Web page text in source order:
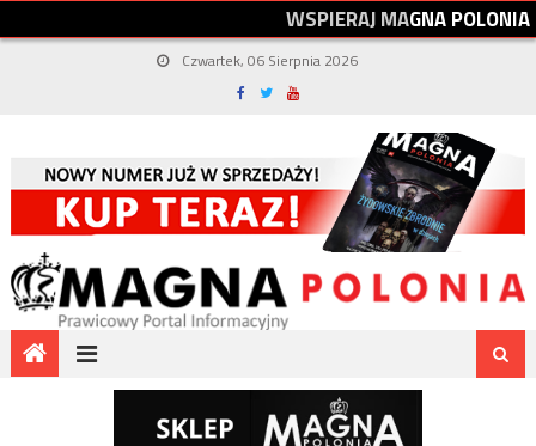
WSPIERAJMAGNAPOLONIA
Czwartek, 06 Sierpnia 2026